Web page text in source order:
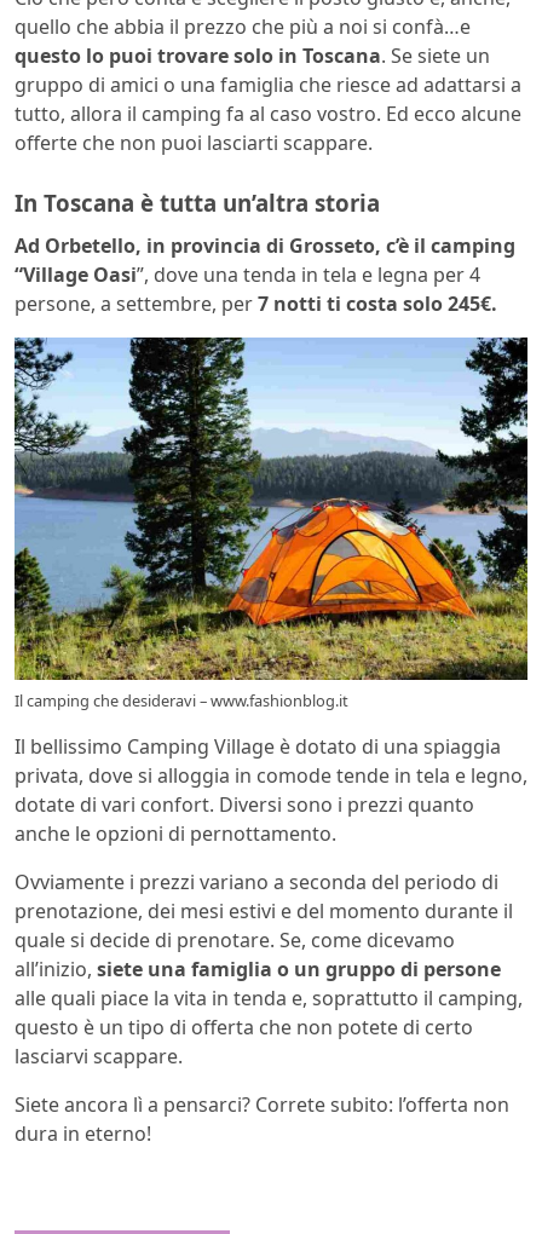
quello che abbia il prezzo che più a noi si confà…e
questo lo puoi trovare solo in Toscana. Se siete un
gruppo di amici o una famiglia che riesce ad adattarsi a
tutto, allora il camping fa al caso vostro. Ed ecco alcune
offerte che non puoi lasciarti scappare.
In Toscana è tutta un’altra storia
Ad Orbetello, in provincia di Grosseto, c’è il camping
“Village Oasi”, dove una tenda in tela e legna per 4
persone, a settembre, per7 notti ti costa solo 245€.
Il camping che desideravi – www.fashionblog.it
Il bellissimo Camping Village è dotato di una spiaggia
privata, dove si alloggia in comode tende in tela e legno,
dotate di vari confort. Diversi sono i prezzi quanto
anche le opzioni di pernottamento.
Ovviamente i prezzi variano a seconda del periodo di
prenotazione, dei mesi estivi e del momento durante il
quale si decide di prenotare. Se, come dicevamo
all’inizio, siete una famiglia o un gruppo di persone
alle quali piace la vita in tenda e, soprattutto il camping,
questo è un tipo di offerta che non potete di certo
lasciarvi scappare.
Siete ancora lì a pensarci? Correte subito: l’offerta non
dura in eterno!